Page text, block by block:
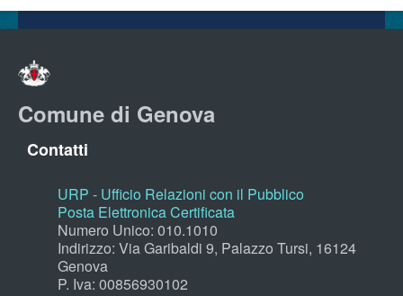
Comune di Genova
Contatti
URP - Ufficio Relazioni con il Pubblico
Posta Elettronica Certificata
Numero Unico: 010.1010
Indirizzo: Via Garibaldi 9, Palazzo Tursi, 16124
Genova
P. Iva: 00856930102